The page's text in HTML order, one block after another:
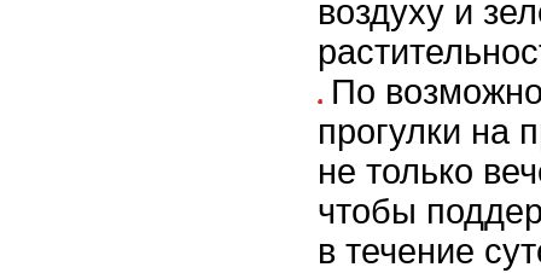
воздуху и
По
прогулки на
не только
чтобы
в течение